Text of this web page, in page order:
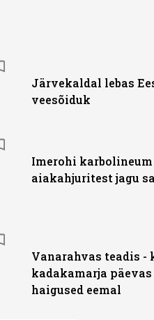
Järvekaldal lebas
veesõiduk
Imerohi
aiakahjuritest jagu
Vanarahvas teadis -
kadakamarja
haigused eemal